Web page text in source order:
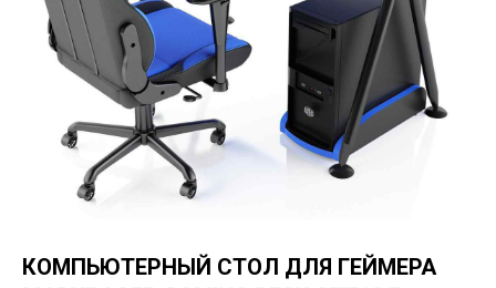
КОМПЬЮТЕРНЫЙ СТОЛ ДЛЯ ГЕЙМЕРА